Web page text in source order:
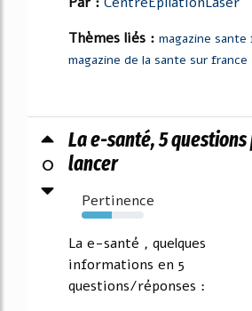
Thèmes liés : magazine sante
magazine de la sante sur france
0
La e-santé, 5
lancer
Pertinence
48%
La e-santé , quelques
informations en 5
questions/réponses :